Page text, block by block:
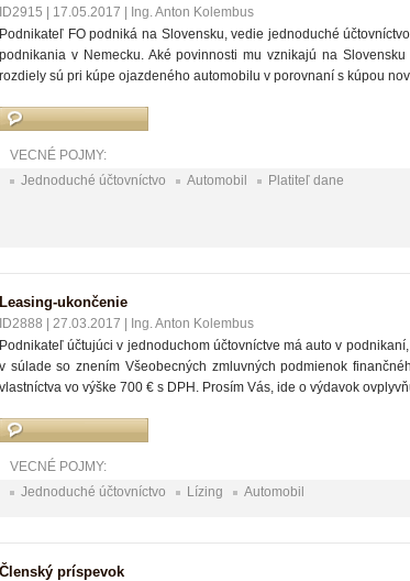
ID2915 17.05.2017
Ing. Anton Kolembus
Podnikateľ FO podniká na Slovensku, vedie jednoduché
podnikania v Nemecku. Aké povinnosti mu vznikajú na
rozdiely sú pri kúpe ojazdeného automobilu v porovnaní s kúpou
VECNÉ POJMY:
Jednoduché účtovníctvo
Automobil Platiteľ dane
Leasing-ukončenie
ID2888 27.03.2017
Ing. Anton Kolembus
Podnikateľ účtujúci v jednoduchom účtovníctve má auto v
v súlade so znením Všeobecných zmluvných podmienok
vlastníctva vo výške 700 € s DPH. Prosím Vás, ide o výdavok
VECNÉ POJMY:
Jednoduché účtovníctvo
Lízing Automobil
Členský príspevok